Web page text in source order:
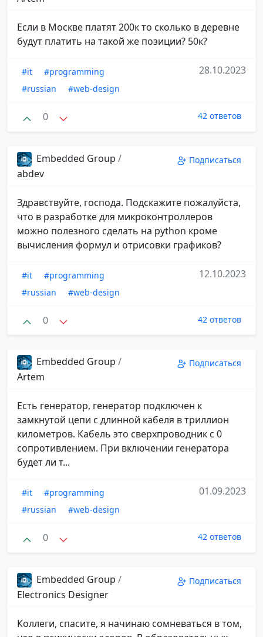
Если в Москве платят 200к то сколько в деревне
будут платить на такой же позиции? 50к?
#it
#programming
#russian
#web-design
28.10.2023
0 42 ответов
Embedded Group /
abdev
Подписаться
Здравствуйте, господа. Подскажите пожалуйста,
что в разработке для микроконтроллеров
можно полезного сделать на python кроме
вычисления формул и отрисовки графиков?
#it
#programming
#russian
#web-design
12.10.2023
0 42 ответов
Embedded Group /
Artem
Подписаться
Есть генератор, генератор подключен к
замкнутой цепи с длинной кабеля в триллион
километров. Кабель это сверхпроводник с 0
сопротивлением. При включении генератора
будет ли т...
#it
#programming
#russian
#web-design
01.09.2023
0 42 ответов
Embedded Group /
Electronics Designer
Подписаться
Коллеги, спасите, я начинаю сомневаться в том,